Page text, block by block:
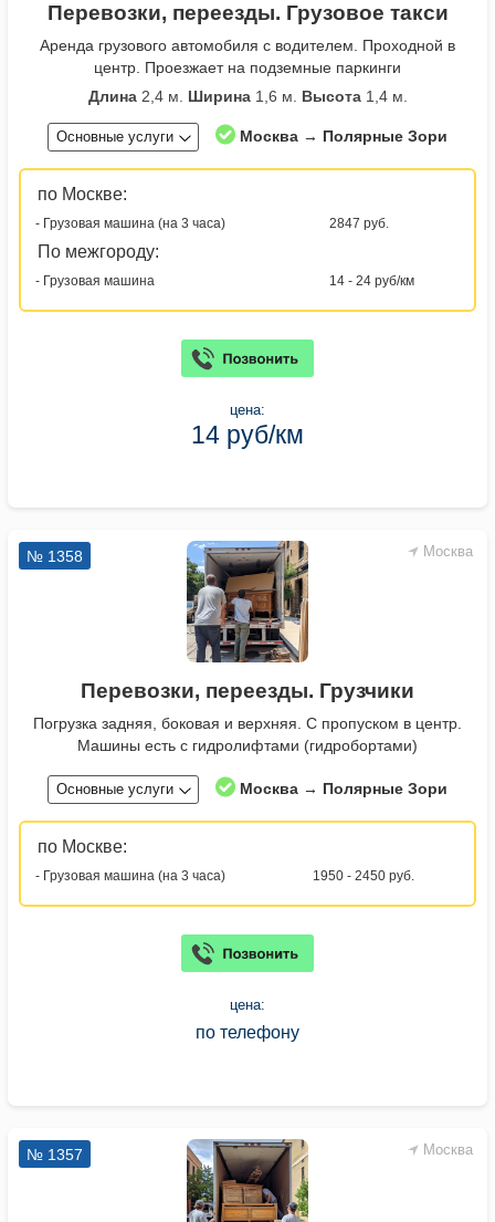
Перевозки, переезды. Грузовое такси
Аренда грузового автомобиля с водителем. Проходной в
центр. Проезжает на подземные паркинги
Длина2,4 м. Ширина1,6 м. Высота1,4 м.
Основные услуги Москва → Полярные Зори
по Москве:
- Грузовая машина (на 3 часа) 2847 руб.
По межгороду:
- Грузовая машина 14 - 24 руб/км
цена:
14 руб/км
Москва
№ 1358
Перевозки, переезды. Грузчики
Погрузка задняя, боковая и верхняя. С пропуском в центр.
Машины есть с гидролифтами (гидробортами)
Основные услуги Москва → Полярные Зори
по Москве:
- Грузовая машина (на 3 часа) 1950 - 2450 руб.
цена:
по телефону
Москва
№ 1357